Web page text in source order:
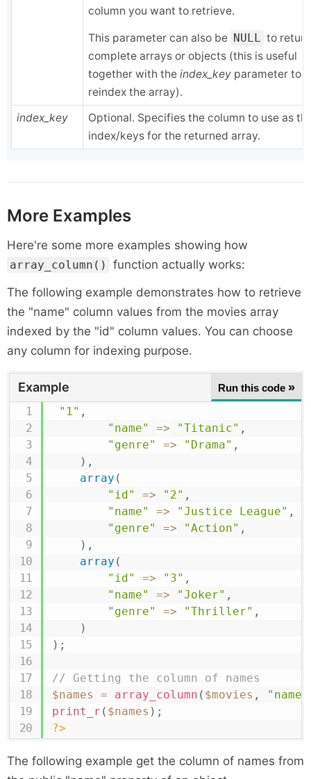
column you want to retrieve.
This parameter can also be NULL to return
complete arrays or objects (this is useful
together with the index_key parameter to
reindex the array).
index_key
Optional. Specifies the column to use as
index/keys for the returned array.
More Examples
Here're some more examples showing how
array_column()
function actually works:
The following example demonstrates how to retrieve
the "name" column values from the movies array
indexed by the "id" column values. You can choose
any column for indexing purpose.
Example Run this code »
"1" ,
"name"
=> "Titanic" ,
"genre"
=> "Drama" ,
) ,
array (
"id"
=> "2" ,
"name"
=> "Justice League" ,
"genre"
=> "Action" ,
) ,
array (
"id"
=> "3" ,
"name"
=> "Joker" ,
"genre"
=> "Thriller" ,
)
) ;
// Getting the column of names
$names
= array_column ( $movies , "name"
print_r ( $names ) ;
?>
The following example get the column of names from